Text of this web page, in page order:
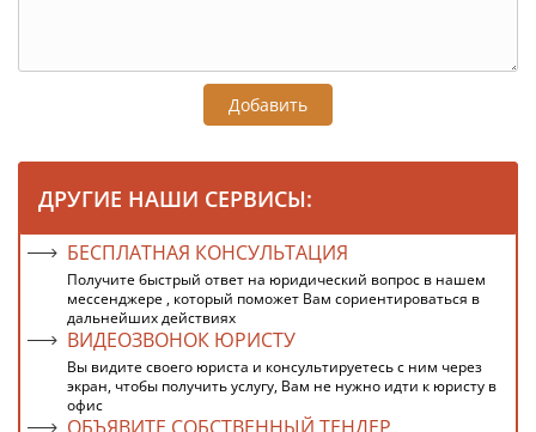
Добавить
ДРУГИЕ НАШИ СЕРВИСЫ:
БЕСПЛАТНАЯ КОНСУЛЬТАЦИЯ
Получите быстрый ответ на юридический вопрос в нашем
мессенджере , который поможет Вам сориентироваться в
дальнейших действиях
ВИДЕОЗВОНОК ЮРИСТУ
Вы видите своего юриста и консультируетесь с ним через
экран, чтобы получить услугу, Вам не нужно идти к юристу в
офис